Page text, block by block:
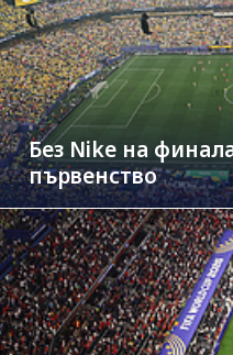
Без Nike на
първенство